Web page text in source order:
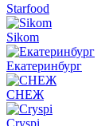
Starfood
Sikom
Екатеринбург
СНЕЖ
Cryspi